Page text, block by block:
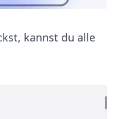
kannst du alle